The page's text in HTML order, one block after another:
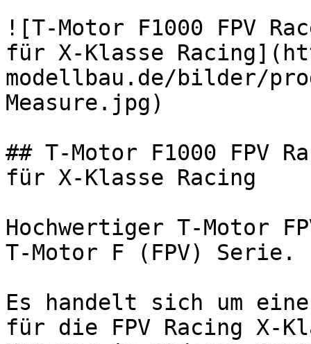
![T-Motor F1000 FPV
für X-Klasse
modellbau.de/bilder/
Measure.jpg)
## T-Motor F1000 FPV
für X-Klasse Racing
Hochwertiger T-Motor
T-Motor F (FPV) Serie.
Es handelt sich um
für die FPV Racing X-